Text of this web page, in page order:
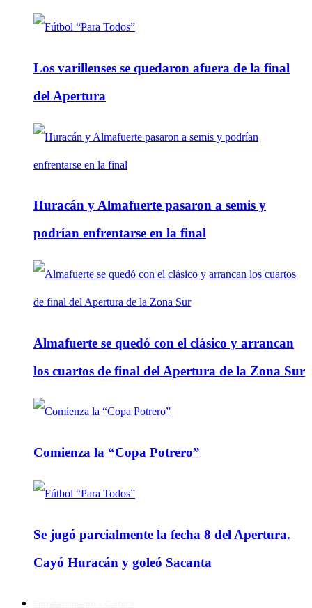
Los varillenses se quedaron afuera de la final
del Apertura
Huracán y Almafuerte pasaron a semis y
podrían enfrentarse en la final
Almafuerte se quedó con el clásico y arrancan
los cuartos de final del Apertura de la Zona Sur
Comienza la “Copa Potrero”
Se jugó parcialmente la fecha 8 del Apertura.
Cayó Huracán y goleó Sacanta